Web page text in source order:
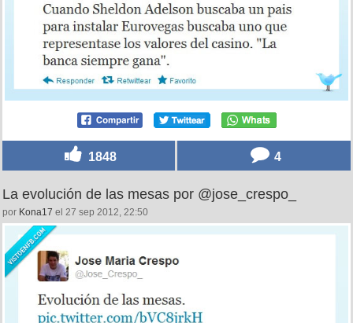
1848 4
La evolución de las mesas por @jose_crespo_
por Kona17 el 27 sep 2012, 22:50